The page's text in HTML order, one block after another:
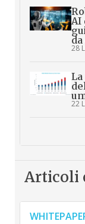
AI
28
22
Articoli